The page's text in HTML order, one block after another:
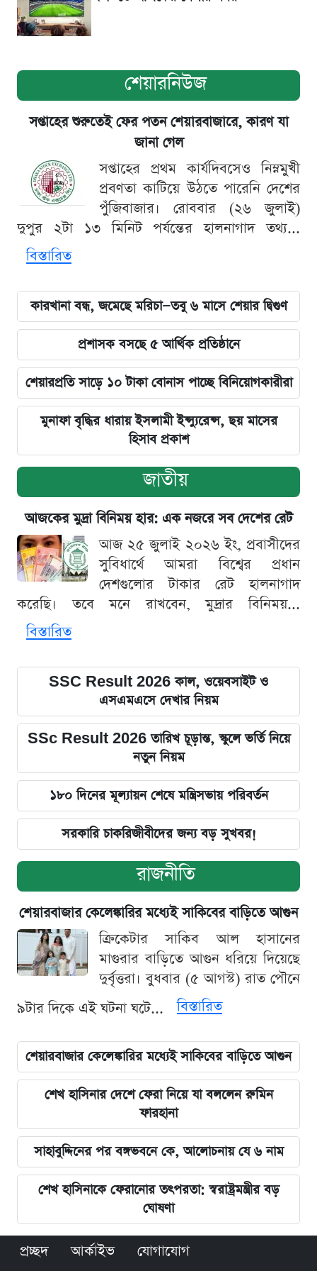
শেয়ারনিউজ
সপ্তাহের শুরুতেই ফের পতন শেয়ারবাজারে, কারণ যা
জানা গেল
সপ্তাহের প্রথম কার্যদিবসেও নিম্নমুখী
প্রবণতা কাটিয়ে উঠতে পারেনি দেশের
পুঁজিবাজার। রোববার (২৬ জুলাই)
দুপুর ২টা ১৩ মিনিট পর্যন্তের হালনাগাদ তথ্য...
বিস্তারিত
কারখানা বন্ধ, জমেছে মরিচা—তবু ৬ মাসে শেয়ার দ্বিগুণ
প্রশাসক বসছে ৫ আর্থিক প্রতিষ্ঠানে
শেয়ারপ্রতি সাড়ে ১০ টাকা বোনাস পাচ্ছে বিনিয়োগকারীরা
মুনাফা বৃদ্ধির ধারায় ইসলামী ইন্স্যুরেন্স, ছয় মাসের
হিসাব প্রকাশ
জাতীয়
আজকের মুদ্রা বিনিময় হার: এক নজরে সব দেশের রেট
আজ ২৫ জুলাই ২০২৬ ইং, প্রবাসীদের
সুবিধার্থে আমরা বিশ্বের প্রধান
দেশগুলোর টাকার রেট হালনাগাদ
করেছি। তবে মনে রাখবেন, মুদ্রার বিনিময়...
বিস্তারিত
SSC Result 2026 কাল, ওয়েবসাইট ও
এসএমএসে দেখার নিয়ম
SSc Result 2026 তারিখ চূড়ান্ত, স্কুলে ভর্তি নিয়ে
নতুন নিয়ম
১৮০ দিনের মূল্যায়ন শেষে মন্ত্রিসভায় পরিবর্তন
সরকারি চাকরিজীবীদের জন্য বড় সুখবর!
রাজনীতি
শেয়ারবাজার কেলেঙ্কারির মধ্যেই সাকিবের বাড়িতে আগুন
ক্রিকেটার সাকিব আল হাসানের
মাগুরার বাড়িতে আগুন ধরিয়ে দিয়েছে
দুর্বৃত্তরা। বুধবার (৫ আগস্ট) রাত পৌনে
৯টার দিকে এই ঘটনা ঘটে...
বিস্তারিত
শেয়ারবাজার কেলেঙ্কারির মধ্যেই সাকিবের বাড়িতে আগুন
শেখ হাসিনার দেশে ফেরা নিয়ে যা বললেন রুমিন
ফারহানা
সাহাবুদ্দিনের পর বঙ্গভবনে কে, আলোচনায় যে ৬ নাম
শেখ হাসিনাকে ফেরানোর তৎপরতা: স্বরাষ্ট্রমন্ত্রীর বড়
ঘোষণা
প্রচ্ছদ আর্কাইভ যোগাযোগ